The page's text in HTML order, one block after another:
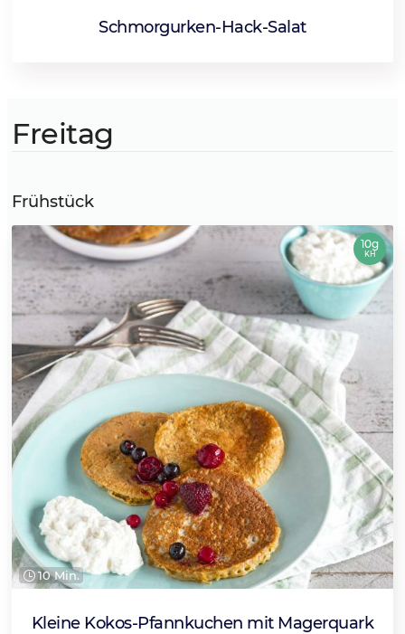
Schmorgurken-Hack-Salat
Freitag
Frühstück
10 Min.
Kleine Kokos-Pfannkuchen mit Magerquark
10g
KH